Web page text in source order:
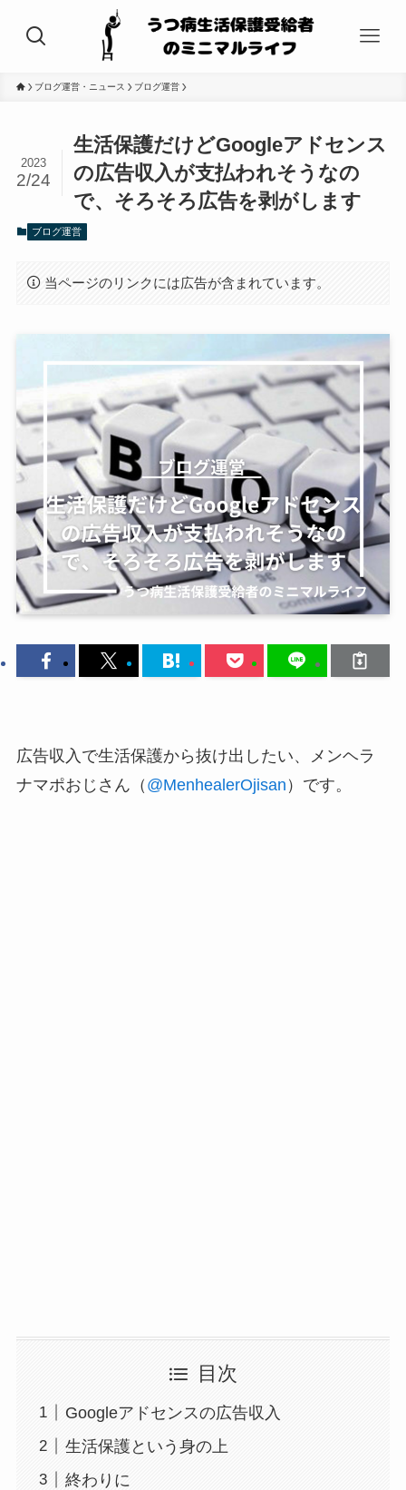
ブログ運営・ニュース ブログ運営
生活保護だけどGoogleアドセンス
の広告収入が支払われそうなの
で、そろそろ広告を剥がします
2023
2/24
ブログ運営
当ページのリンクには広告が含まれています。
広告収入で生活保護から抜け出したい、メンヘラ
ナマポおじさん（ @MenhealerOjisan ）です。
目次
Googleアドセンスの広告収入
生活保護という身の上
終わりに